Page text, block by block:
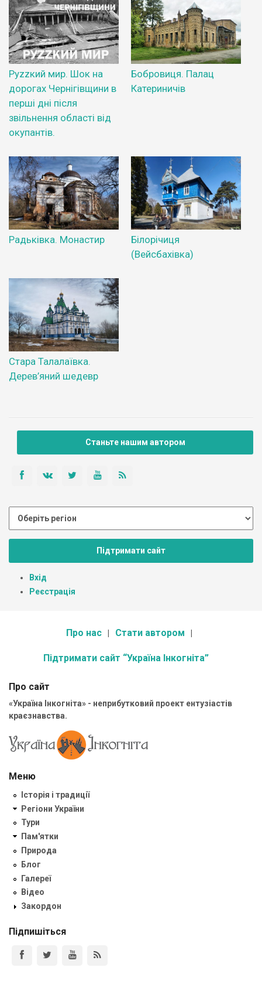
Руzzкий мир. Шок на
дорогах Чернігівщини в
перші дні після
звільнення області від
окупантів.
Бобровиця. Палац
Катериничів
Радьківка. Монастир
Білорічиця
(Вейсбахівка)
Стара Талалаївка.
Дерев’яний шедевр
Станьте нашим автором
Підтримати сайт
Вхід
Реєстрація
Про нас Стати автором
Підтримати сайт “Україна Інкогніта”
Про сайт
«Україна Інкогніта» - неприбутковий проект ентузіастів
краєзнавства.
Меню
Історія і традиції
Регіони України
Тури
Пам'ятки
Природа
Блог
Галереї
Відео
Закордон
Підпишіться